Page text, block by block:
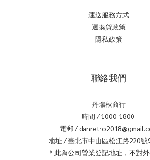
運送服務方式
退換貨政策
隱私政策
聯絡我們
丹瑞秋商行
時間 / 1000-1800
電郵 /
地址 / 臺北市中山區松江路220號
＊此為公司營業登記地址，不對外